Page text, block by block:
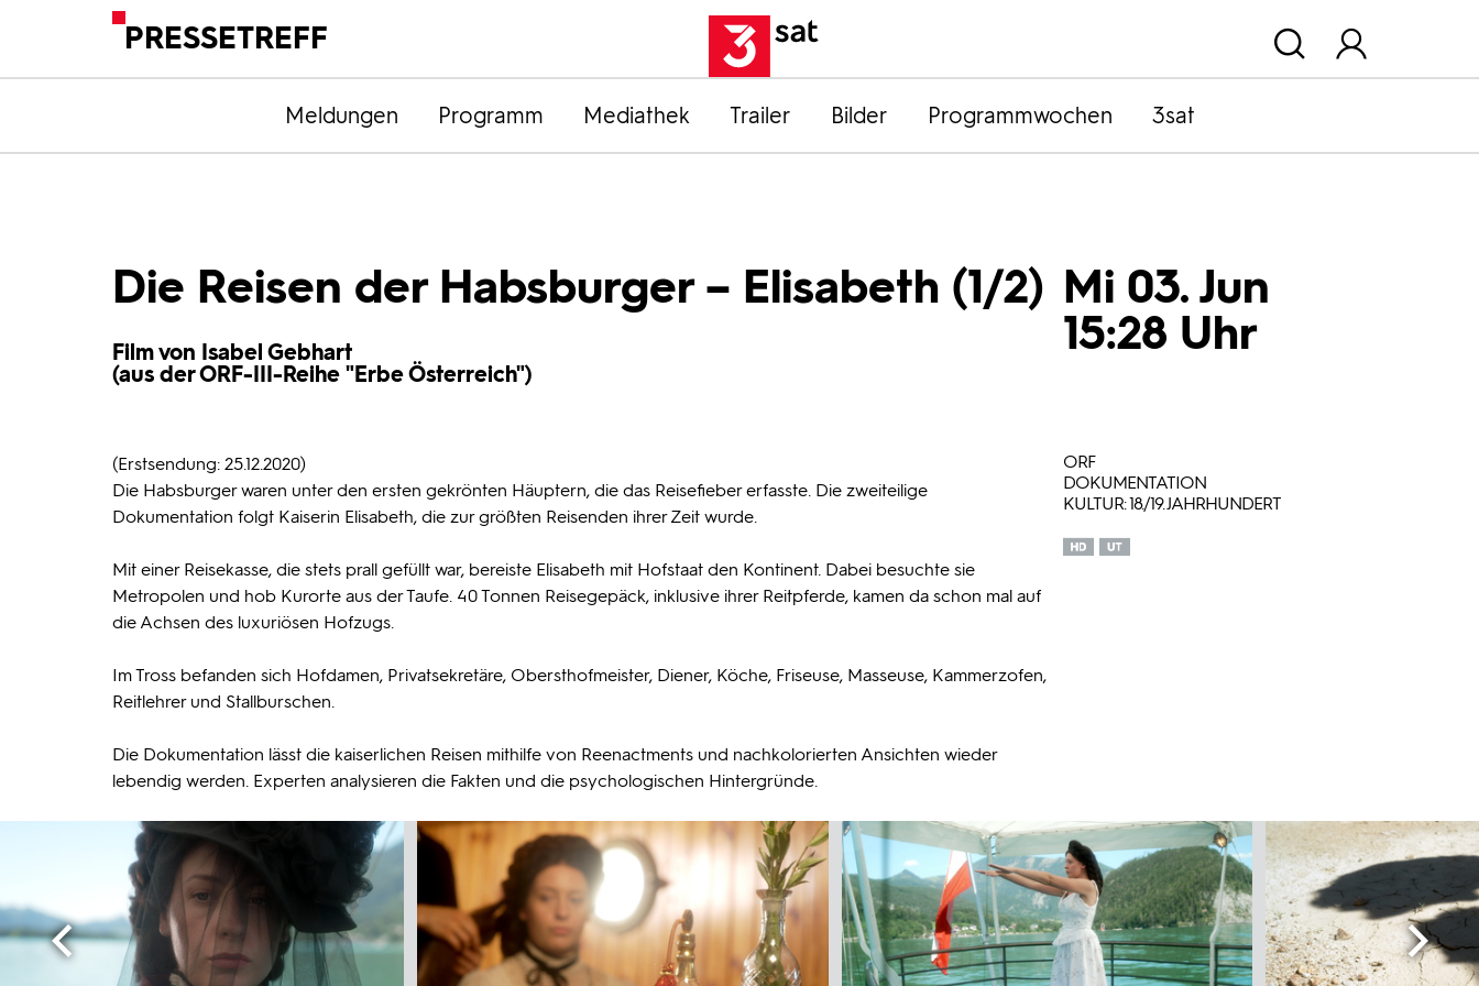
PRESSETREFF
Meldungen Programm Mediathek Trailer Bilder Programmwochen 3sat
Die Reisen der Habsburger – Elisabeth (1/2)
Film von Isabel Gebhart
(aus der ORF-III-Reihe "Erbe Österreich")
Mi 03. Jun
15:28 Uhr
(Erstsendung: 25.12.2020)
Die Habsburger waren unter den ersten gekrönten Häuptern, die das Reisefieber erfasste. Die zweiteilige
Dokumentation folgt Kaiserin Elisabeth, die zur größten Reisenden ihrer Zeit wurde.
Mit einer Reisekasse, die stets prall gefüllt war, bereiste Elisabeth mit Hofstaat den Kontinent. Dabei besuchte sie
Metropolen und hob Kurorte aus der Taufe. 40 Tonnen Reisegepäck, inklusive ihrer Reitpferde, kamen da schon mal auf
die Achsen des luxuriösen Hofzugs.
Im Tross befanden sich Hofdamen, Privatsekretäre, Obersthofmeister, Diener, Köche, Friseuse, Masseuse, Kammerzofen,
Reitlehrer und Stallburschen.
Die Dokumentation lässt die kaiserlichen Reisen mithilfe von Reenactments und nachkolorierten Ansichten wieder
lebendig werden. Experten analysieren die Fakten und die psychologischen Hintergründe.
ORF
DOKUMENTATION
KULTUR: 18./19. JAHRHUNDERT